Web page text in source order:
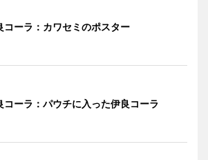
コーラ：カワセミのポスター
コーラ：パウチに入った伊良コーラ